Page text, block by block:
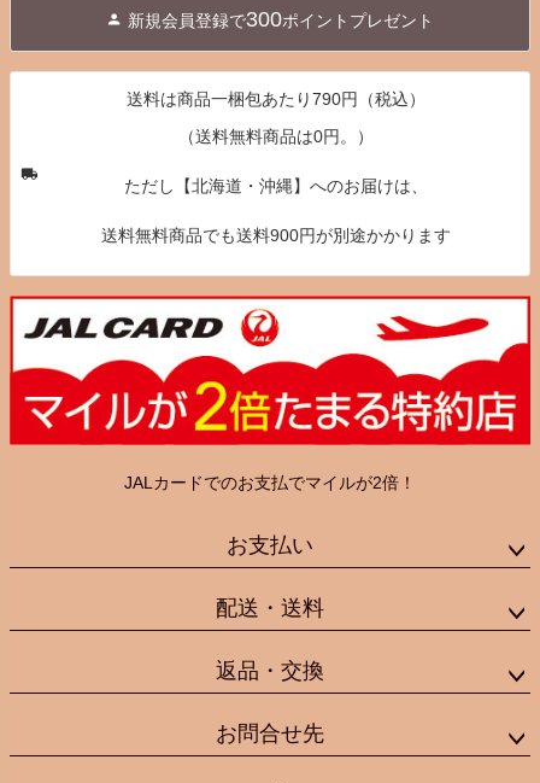
へ
新規会員登録で300ポイントプレゼント
送料は商品一梱包あたり790円（税込）
（送料無料商品は0円。）
ただし【北海道・沖縄】へのお届けは、
送料無料商品でも送料900円が別途かかります
JALカードでのお支払でマイルが2倍！
お支払い
配送・送料
返品・交換
お問合せ先